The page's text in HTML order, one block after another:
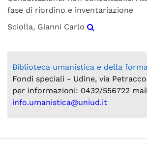
fase di riordino e inventariazione
Sciolla, Gianni Carlo
Biblioteca umanistica e della
Fondi speciali - Udine, via
per informazioni: 0432/556722
info.umanistica@uniud.it